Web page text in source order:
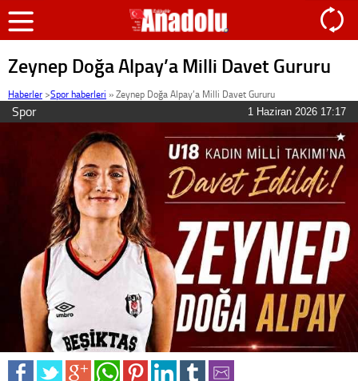
Zeynep Doğa Alpay’a Milli Davet Gururu
Haberler >Spor haberleri »Zeynep Doğa Alpay’a Milli Davet Gururu
Spor 1 Haziran 2026 17:17